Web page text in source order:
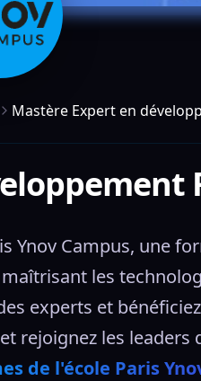
Mastère Expert en
Ynov Campus, une
les
experts et
rejoignez les
de l'école Paris